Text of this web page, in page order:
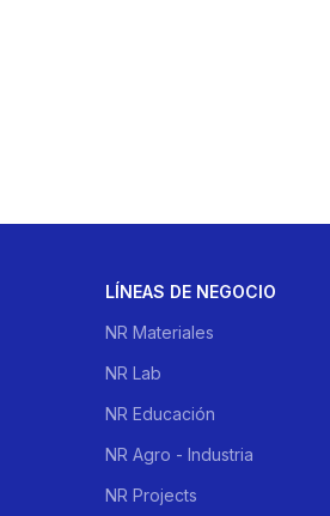
LÍNEAS DE NEGOCIO
NR Materiales
NR Lab
NR Educación
NR Agro - Industria
NR Projects